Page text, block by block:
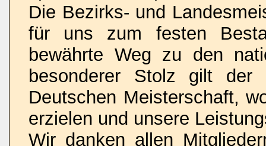
Die Bezirks- und
für uns zum festen
bewährte Weg zu den
besonderer Stolz gilt der
Deutschen Meisterschaft,
erzielen und unsere
Wir danken allen